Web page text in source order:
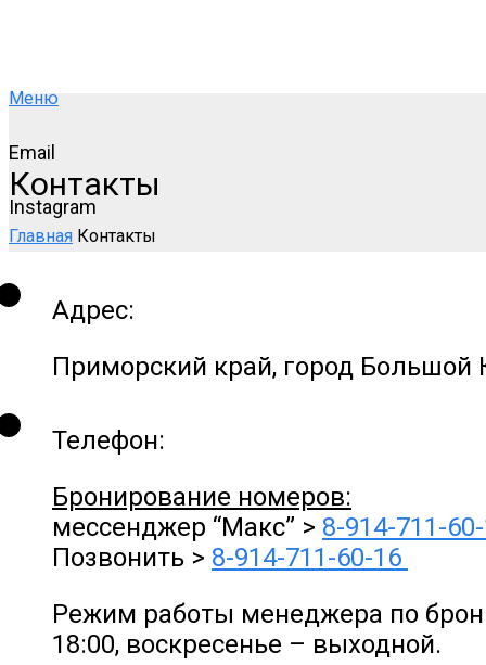
Меню
Email
Instagram
Контакты
Главная Контакты
Адрес:
Приморский край, город Большой
Телефон:
Бронирование номеров:
мессенджер “Макс” > 8-914-711-
Позвонить > 8-914-711-60-16
Режим работы менеджера по
18:00, воскресенье – выходной.